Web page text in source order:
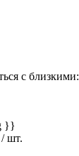
с близкими:
}}
/ шт.